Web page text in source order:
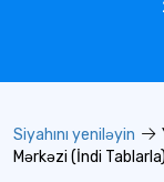
Siyahını yeniləyin
Mərkəzi (İndi Tablarla)